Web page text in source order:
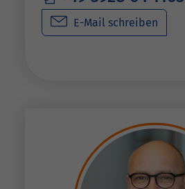
E-Mail schreiben